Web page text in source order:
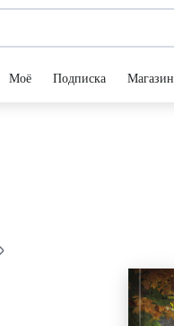
Моё Подписка Магазин